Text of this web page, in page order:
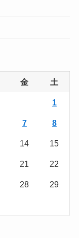
金 土
1
7 8
14 15
21 22
28 29